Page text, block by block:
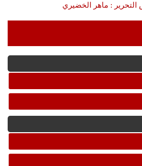
: ماهر الخضيري